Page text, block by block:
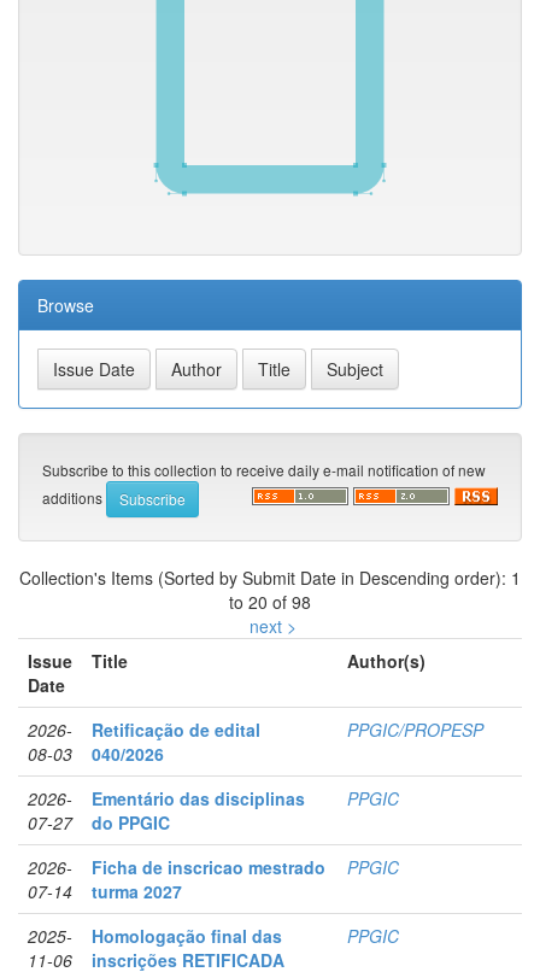
Browse
Subscribe to this collection to receive daily e-mail notification of new
additions
Collection's Items (Sorted by Submit Date in Descending order): 1
to 20 of 98
next >
Issue
Date
Title Author(s)
2026-
08-03
Retificação de edital
040/2026
PPGIC/PROPESP
2026-
07-27
Ementário das disciplinas
do PPGIC
PPGIC
2026-
07-14
Ficha de inscricao mestrado
turma 2027
PPGIC
2025-
11-06
Homologação final das
inscrições RETIFICADA
PPGIC